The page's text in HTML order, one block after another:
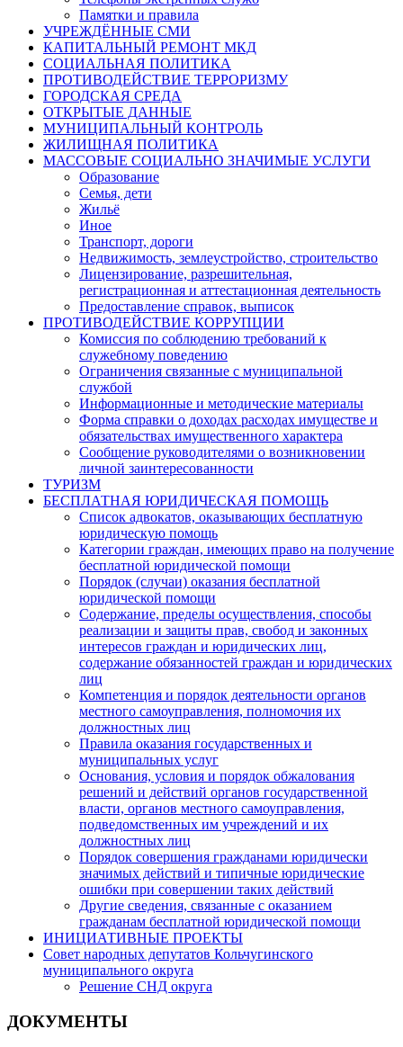
Памятки и правила
УЧРЕЖДЁННЫЕ СМИ
КАПИТАЛЬНЫЙ РЕМОНТ МКД
СОЦИАЛЬНАЯ ПОЛИТИКА
ПРОТИВОДЕЙСТВИЕ ТЕРРОРИЗМУ
ГОРОДСКАЯ СРЕДА
ОТКРЫТЫЕ ДАННЫЕ
МУНИЦИПАЛЬНЫЙ КОНТРОЛЬ
ЖИЛИЩНАЯ ПОЛИТИКА
МАССОВЫЕ СОЦИАЛЬНО ЗНАЧИМЫЕ УСЛУГИ
Образование
Семья, дети
Жильё
Иное
Транспорт, дороги
Недвижимость, землеустройство, строительство
Лицензирование, разрешительная,
регистрационная и аттестационная деятельность
Предоставление справок, выписок
ПРОТИВОДЕЙСТВИЕ КОРРУПЦИИ
Комиссия по соблюдению требований к
служебному поведению
Ограничения связанные с муниципальной
службой
Информационные и методические материалы
Форма справки о доходах расходах имуществе и
обязательствах имущественного характера
Сообщение руководителями о возникновении
личной заинтересованности
ТУРИЗМ
БЕСПЛАТНАЯ ЮРИДИЧЕСКАЯ ПОМОЩЬ
Список адвокатов, оказывающих бесплатную
юридическую помощь
Категории граждан, имеющих право на получение
бесплатной юридической помощи
Порядок (случаи) оказания бесплатной
юридической помощи
Содержание, пределы осуществления, способы
реализации и защиты прав, свобод и законных
интересов граждан и юридических лиц,
содержание обязанностей граждан и юридических
лиц
Компетенция и порядок деятельности органов
местного самоуправления, полномочия их
должностных лиц
Правила оказания государственных и
муниципальных услуг
Основания, условия и порядок обжалования
решений и действий органов государственной
власти, органов местного самоуправления,
подведомственных им учреждений и их
должностных лиц
Порядок совершения гражданами юридически
значимых действий и типичные юридические
ошибки при совершении таких действий
Другие сведения, связанные с оказанием
гражданам бесплатной юридической помощи
ИНИЦИАТИВНЫЕ ПРОЕКТЫ
Совет народных депутатов Кольчугинского
муниципального округа
Решение СНД округа
ДОКУМЕНТЫ